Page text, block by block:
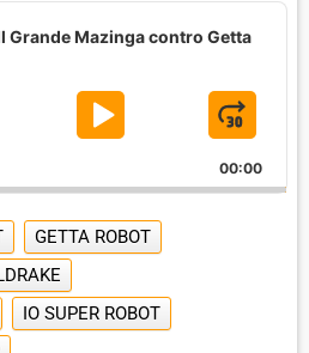
Grande Mazinga contro Getta
P
A
Y
P
A
U
J
U
M
00:00
GETTA ROBOT
IO SUPER ROBOT